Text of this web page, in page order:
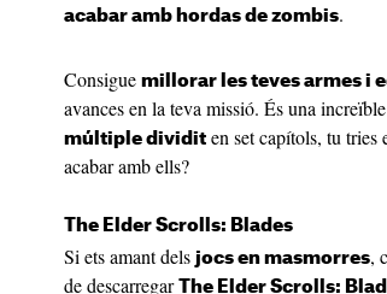
acabar amb hordas de zombis.
Consigue millorar les teves armes i
avances en la teva missió. És una
múltiple dividit en set capítols, tu tries
acabar amb ells?
The Elder Scrolls: Blades
Si ets amant dels jocs en masmorres,
de descarregar
The Elder Scrolls: